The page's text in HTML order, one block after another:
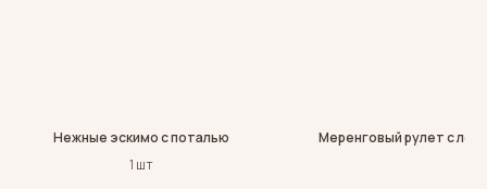
Нежные эскимо с поталью
1 шт
Меренговый рулет с